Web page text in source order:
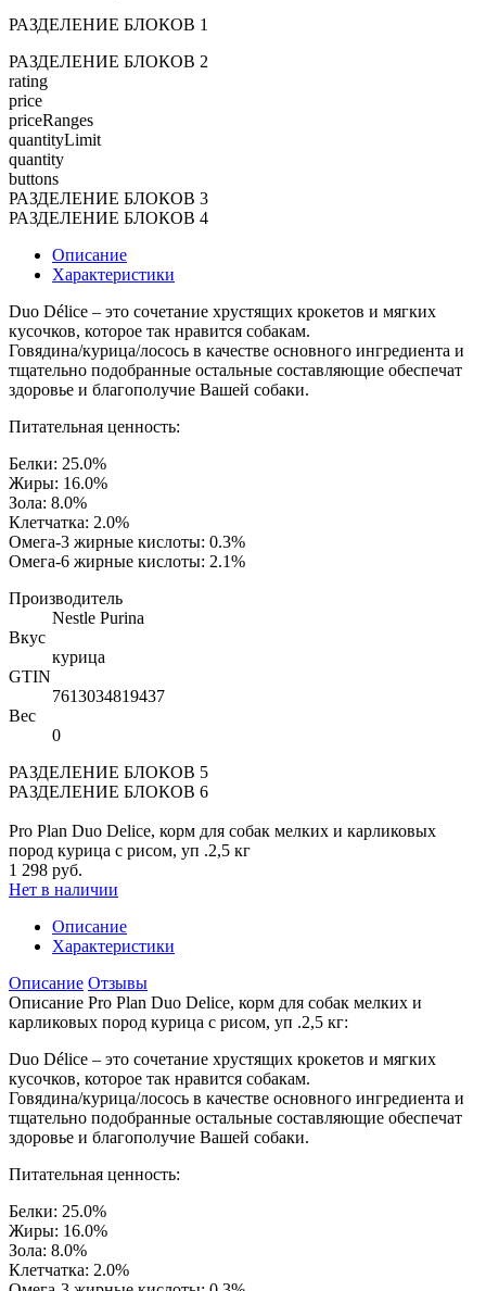
РАЗДЕЛЕНИЕ БЛОКОВ 1
РАЗДЕЛЕНИЕ БЛОКОВ 2
rating
price
priceRanges
quantityLimit
quantity
buttons
РАЗДЕЛЕНИЕ БЛОКОВ 3
РАЗДЕЛЕНИЕ БЛОКОВ 4
Описание
Характеристики
Duo Délice – это сочетание хрустящих крокетов и мягких
кусочков, которое так нравится собакам.
Говядина/курица/лосось в качестве основного ингредиента и
тщательно подобранные остальные составляющие обеспечат
здоровье и благополучие Вашей собаки.
Питательная ценность:
Белки: 25.0%
Жиры: 16.0%
Зола: 8.0%
Клетчатка: 2.0%
Омега-3 жирные кислоты: 0.3%
Омега-6 жирные кислоты: 2.1%
Производитель
Nestle Purina
Вкус
курица
GTIN
7613034819437
Вес
0
РАЗДЕЛЕНИЕ БЛОКОВ 5
РАЗДЕЛЕНИЕ БЛОКОВ 6
Pro Plan Duo Delice, корм для собак мелких и карликовых
пород курица с рисом, уп .2,5 кг
1 298 руб.
Нет в наличии
Описание
Характеристики
Описание Отзывы
Описание Pro Plan Duo Delice, корм для собак мелких и
карликовых пород курица с рисом, уп .2,5 кг:
Duo Délice – это сочетание хрустящих крокетов и мягких
кусочков, которое так нравится собакам.
Говядина/курица/лосось в качестве основного ингредиента и
тщательно подобранные остальные составляющие обеспечат
здоровье и благополучие Вашей собаки.
Питательная ценность:
Белки: 25.0%
Жиры: 16.0%
Зола: 8.0%
Клетчатка: 2.0%